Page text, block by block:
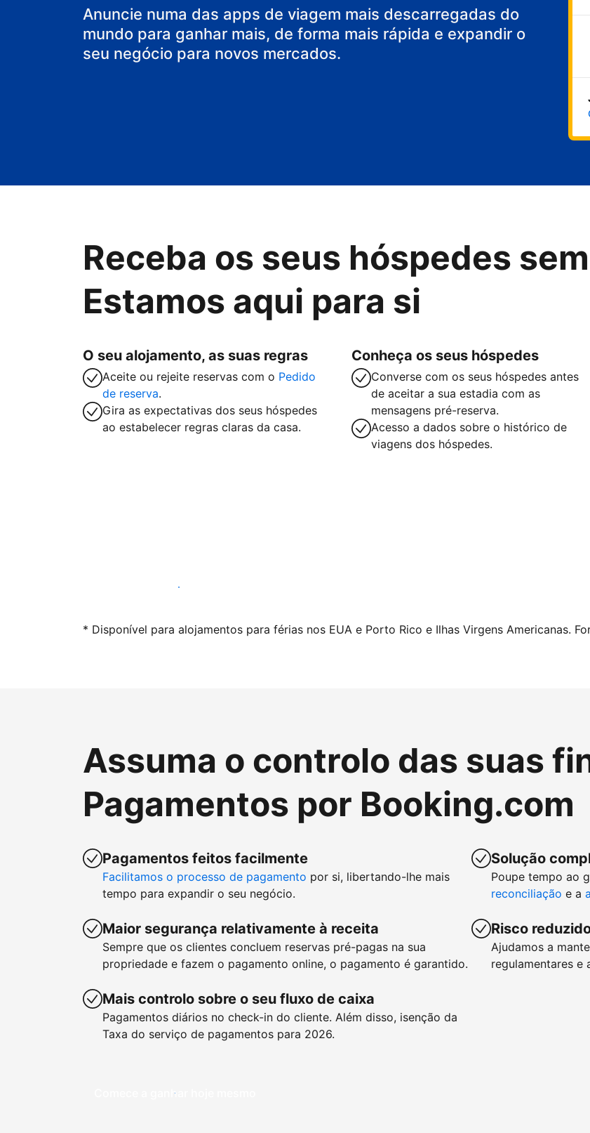
o seu hostel
Anuncie numa das apps de viagem mais descarregadas do
mundo para ganhar mais, de forma mais rápida e expandir o
seu negócio para novos mercados.
Receba os seus hóspedes
Estamos aqui para si
O seu alojamento, as suas regras
Aceite ou rejeite reservas com o Pedido
de reserva.
Gira as expectativas dos seus hóspedes
ao estabelecer regras claras da casa.
Conheça os seus hóspedes
Converse com os seus hóspedes antes
de aceitar a sua estadia com as
mensagens pré-reserva.
Acesso a dados sobre o histórico de
viagens dos hóspedes.
Anuncie connosco hoje mesmo
* Disponível para alojamentos para férias nos EUA e Porto Rico e Ilhas Virgens Americanas.
Assuma o controlo das suas
Pagamentos por Booking.com
Pagamentos feitos facilmente
Facilitamos o processo de pagamento por si, libertando-lhe mais
tempo para expandir o seu negócio.
Maior segurança relativamente à receita
Sempre que os clientes concluem reservas pré-pagas na sua
propriedade e fazem o pagamento online, o pagamento é garantido.
Mais controlo sobre o seu fluxo de caixa
Pagamentos diários no check-in do cliente. Além disso, isenção da
Taxa do serviço de pagamentos para 2026.
Solução
Poupe tempo ao
reconciliação e a
Risco
Ajudamos a
regulamentares e
Comece a ganhar hoje mesmo